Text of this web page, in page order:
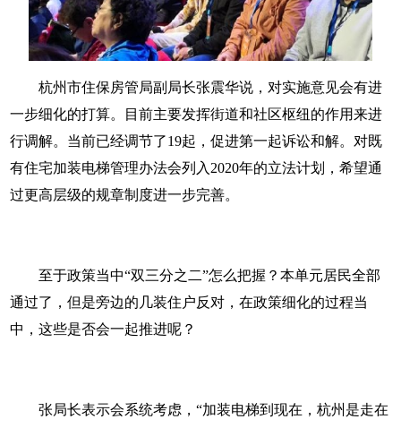
杭州市住保房管局副局长张震华说，对实施意见会有进
一步细化的打算。目前主要发挥街道和社区枢纽的作用来进
行调解。当前已经调节了19起，促进第一起诉讼和解。对既
有住宅加装电梯管理办法会列入2020年的立法计划，希望通
过更高层级的规章制度进一步完善。
至于政策当中“双三分之二”怎么把握？本单元居民全部
通过了，但是旁边的几装住户反对，在政策细化的过程当
中，这些是否会一起推进呢？
张局长表示会系统考虑，“加装电梯到现在，杭州是走在